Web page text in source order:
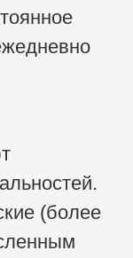
(более